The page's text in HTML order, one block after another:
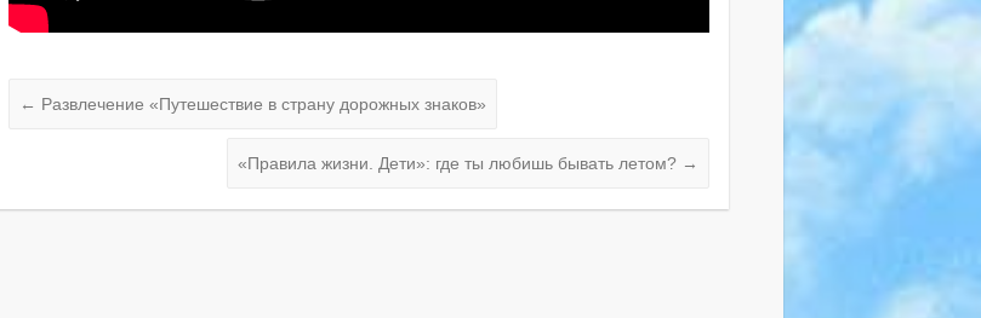
← Развлечение «Путешествие в страну дорожных знаков»
«Правила жизни. Дети»: где ты любишь бывать летом? →